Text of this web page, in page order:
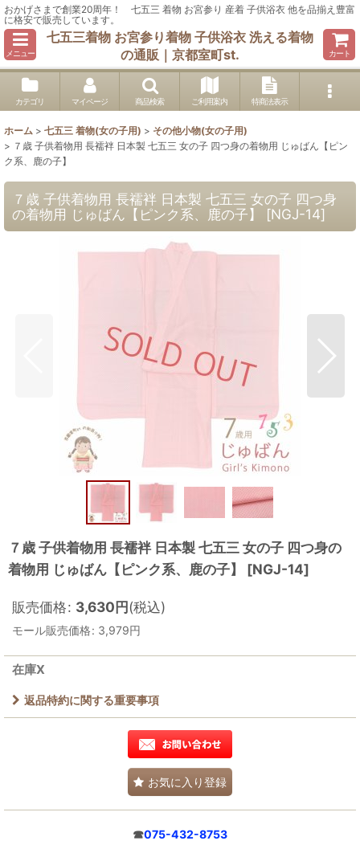
おかげさまで創業20周年！ 七五三 着物 お宮参り 産着 子供浴衣 他を品揃え豊富
に格安で販売しています。
メニュー
七五三着物 お宮参り着物 子供浴衣 洗える着物
の通販｜京都室町st.
カート
カテゴリ マイページ 商品検索 ご利用案内 特商法表示
ホーム > 七五三 着物(女の子用) > その他小物(女の子用)
> ７歳 子供着物用 長襦袢 日本製 七五三 女の子 四つ身の着物用 じゅばん【ピン
ク系、鹿の子】
７歳 子供着物用 長襦袢 日本製 七五三 女の子 四つ身
の着物用 じゅばん【ピンク系、鹿の子】
[NGJ-14]
７歳 子供着物用 長襦袢 日本製 七五三 女の子 四つ身の
着物用 じゅばん【ピンク系、鹿の子】
[NGJ-14]
販売価格: 3,630円(税込)
モール販売価格: 3,979円
在庫X
返品特約に関する重要事項
お気に入り登録
☎075-432-8753